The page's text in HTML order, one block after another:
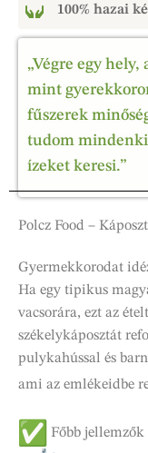
100% hazai
„Végre egy
mint
fűszerek
tudom
ízeket keresi.”
Polcz Food –
Gyermekkorodat
Ha egy tipikus
vacsorára, ezt az
székelykáposztát
pulykahússal és
ami az emlékeidbe
Főbb jellemzők